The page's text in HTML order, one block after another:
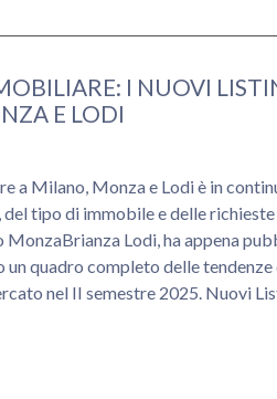
I NUOVI
E LODI
a Milano, Monza e Lodi è in
del tipo di immobile e delle
Lodi, ha appena
quadro completo delle
nel II semestre 2025. Nuovi
da sapere?